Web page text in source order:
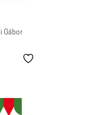
Gábor